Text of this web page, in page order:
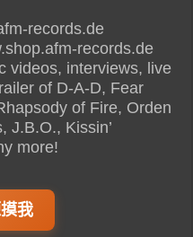
records.de
records.de
videos, interviews, live
of D-A-D, Fear
of Fire, Orden
J.B.O., Kissin’
more!
我